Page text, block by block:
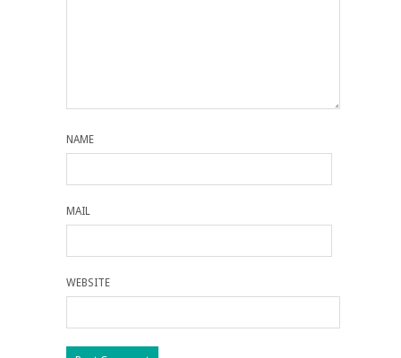
NAME
MAIL
WEBSITE